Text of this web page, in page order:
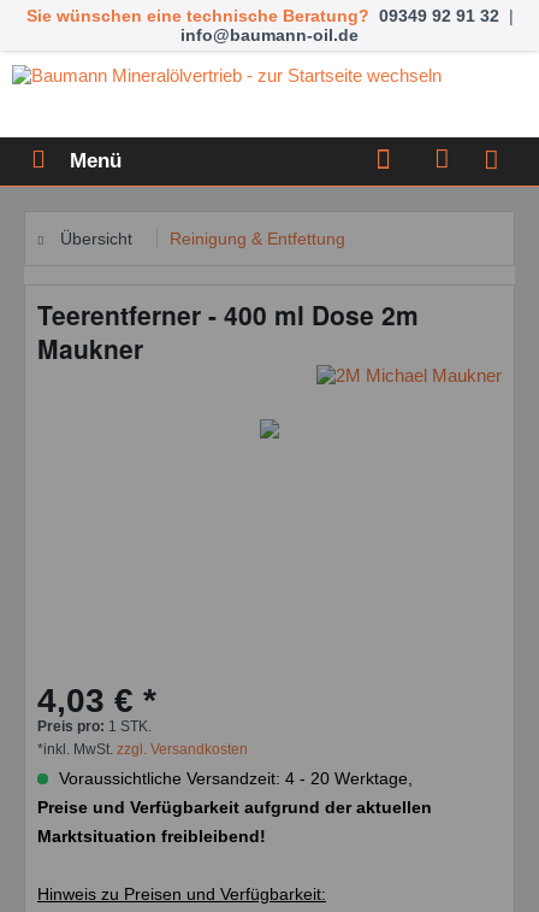
Sie wünschen eine technische Beratung? 09349 92 91 32 |
info@baumann-oil.de
Menü
Übersicht Reinigung & Entfettung
Teerentferner - 400 ml Dose 2m
Maukner
4,03 € *
Preis pro: 1 STK.
*inkl. MwSt. zzgl. Versandkosten
Voraussichtliche Versandzeit: 4 - 20 Werktage,
Preise und Verfügbarkeit aufgrund der aktuellen
Marktsituation freibleibend!
Hinweis zu Preisen und Verfügbarkeit: